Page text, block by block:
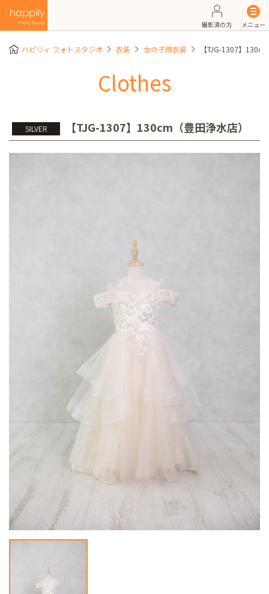
撮影済の方 メニュー
ハピリィ フォトスタジオ 衣装 女の子用衣装 【TJG-1307】
Clothes
SILVER 【TJG-1307】130cm（豊田浄水店）